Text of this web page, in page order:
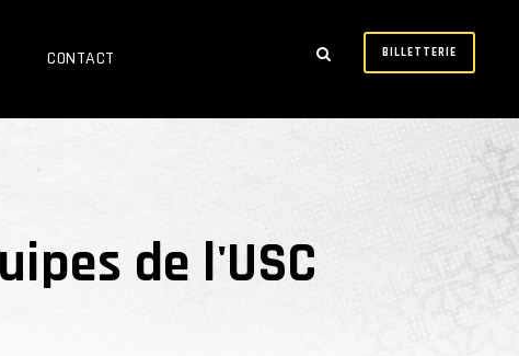
CONTACT BILLETTERIE
de l'USC